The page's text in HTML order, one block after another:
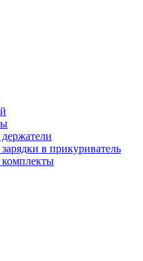
в прикуриватель